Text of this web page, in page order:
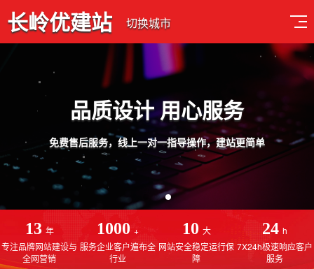
长岭优建站 切换城市
品质设计 用心服务
免费售后服务，线上一对一指导操作，建站更简单
13 年
专注品牌网站建设与
全网营销
1000 +
服务企业客户遍布全
行业
10 大
网站安全稳定运行保
障
24 h
7X24h极速响应客户
服务